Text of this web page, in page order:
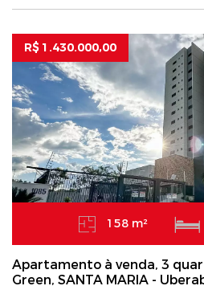
R$ 1.430.000,00
158 m²
Apartamento à venda, 3
Green, SANTA MARIA -